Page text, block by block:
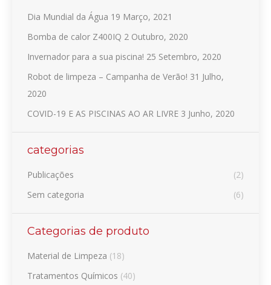
Dia Mundial da Água 19 Março, 2021
Bomba de calor Z400IQ 2 Outubro, 2020
Invernador para a sua piscina! 25 Setembro, 2020
Robot de limpeza – Campanha de Verão! 31 Julho,
2020
COVID-19 E AS PISCINAS AO AR LIVRE 3 Junho, 2020
categorias
Publicações
(2)
Sem categoria
(6)
Categorias de produto
Material de Limpeza (18)
Tratamentos Químicos (40)